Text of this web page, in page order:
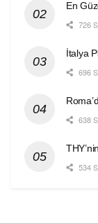
En
726
İtalya
696
638
534